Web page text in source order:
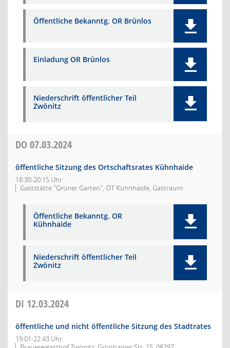
Öffentliche Bekanntg. OR Brünlos
Einladung OR Brünlos
Niederschrift öffentlicher Teil
Zwönitz
DO 07.03.2024
öffentliche Sitzung des Ortschaftsrates Kühnhaide
18:30-20:15 Uhr
Gaststätte "Grüner Garten", OT Kühnhaide, Gastraum
Öffentliche Bekanntg. OR
Kühnhaide
Niederschrift öffentlicher Teil
Zwönitz
DI 12.03.2024
öffentliche und nicht öffentliche Sitzung des Stadtrates
19:01-22:43 Uhr